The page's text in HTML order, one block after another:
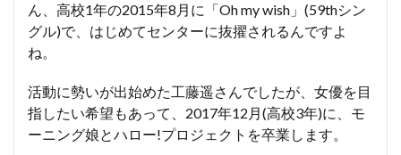
ん、高校1年の2015年8月に「Oh my wish」(59thシン
グル)で、はじめてセンターに抜擢されるんですよ
ね。
活動に勢いが出始めた工藤遥さんでしたが、女優を目
指したい希望もあって、2017年12月(高校3年)に、モ
ーニング娘とハロー!プロジェクトを卒業します。